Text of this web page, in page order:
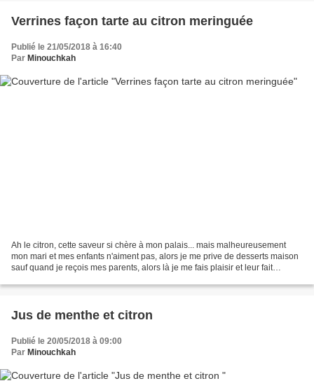
Verrines façon tarte au citron meringuée
Publié le 21/05/2018 à 16:40
Par Minouchkah
Ah le citron, cette saveur si chère à mon palais... mais malheureusement
mon mari et mes enfants n'aiment pas, alors je me prive de desserts maison
sauf quand je reçois mes parents, alors là je me fais plaisir et leur fait
Jus de menthe et citron
Publié le 20/05/2018 à 09:00
Par Minouchkah